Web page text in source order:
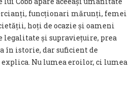
funcționari mărunți, femei
hoți de ocazie și oameni
și supraviețuire, prea
în istorie, dar suficient de
Nu lumea eroilor, ci lumea